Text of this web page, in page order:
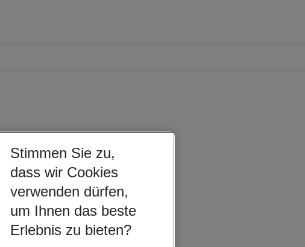
Stimmen Sie zu,
dass wir Cookies
verwenden dürfen,
um Ihnen das beste
Erlebnis zu bieten?